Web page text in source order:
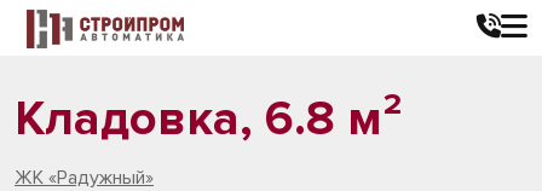
Кладовка, 6.8 м²
ЖК «Радужный»